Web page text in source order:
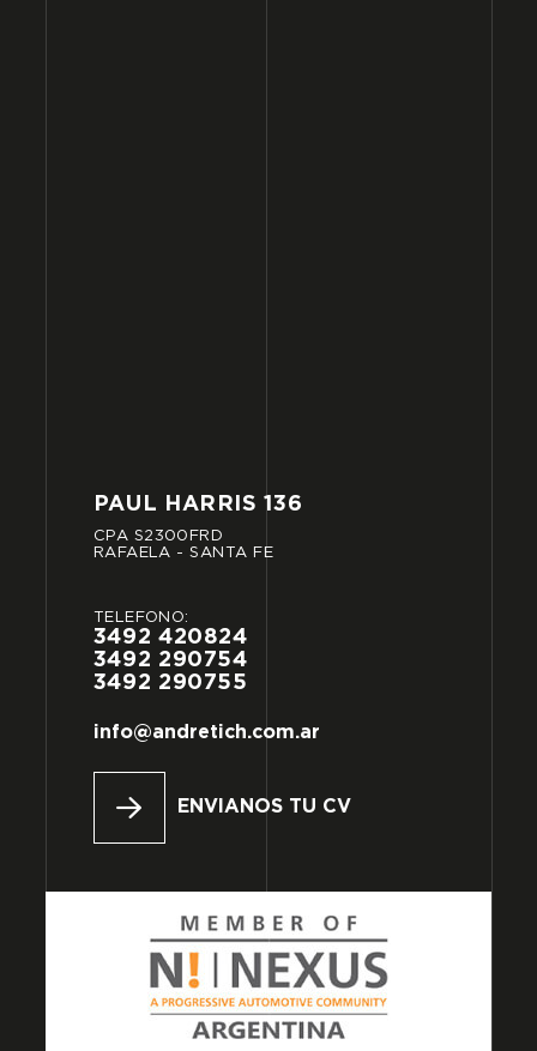
PAUL HARRIS 136
CPA S2300FRD
RAFAELA - SANTA FE
TELÉFONO:
3492 420824
3492 290754
3492 290755
info@andretich.com.ar
ENVIANOS TU CV